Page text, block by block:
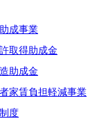
成事業
取得助成金
助成金
家賃負担軽減事業
度